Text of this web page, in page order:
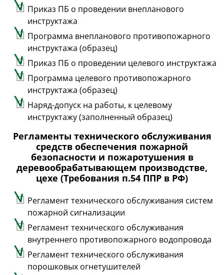
Приказ ПБ о проведении внепланового
инструктажа
Программа внепланового противопожарного
инструктажа (образец)
Приказ ПБ о проведении целевого инструктажа
Программа целевого противопожарного
инструктажа (образец)
Наряд-допуск на работы, к целевому
инструктажу (заполненный образец)
Регламенты технического обслуживания
средств обеспечения пожарной
безопасности и пожаротушения в
деревообрабатывающем производстве,
цехе (Требования п.54 ППР в РФ)
Регламент технического обслуживания систем
пожарной сигнализации
Регламент технического обслуживания
внутреннего противопожарного водопровода
Регламент технического обслуживания
порошковых огнетушителей